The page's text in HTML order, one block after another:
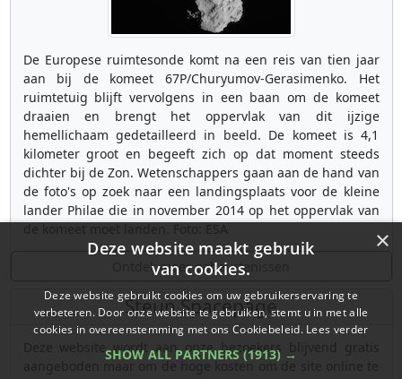
De Europese ruimtesonde komt na een reis van tien jaar
aan bij de komeet 67P/Churyumov-Gerasimenko. Het
ruimtetuig blijft vervolgens in een baan om de komeet
draaien en brengt het oppervlak van dit ijzige
hemellichaam gedetailleerd in beeld. De komeet is 4,1
kilometer groot en begeeft zich op dat moment steeds
dichter bij de Zon. Wetenschappers gaan aan de hand van
de foto's op zoek naar een landingsplaats voor de kleine
lander Philae die in november 2014 op het oppervlak van
Ontdek meer gebeurtenissen
Steun Spacepage
Deze website wordt aan onze bezoekers blijvend gratis
aangeboden maar om de hoge kosten om de site online te
×
Deze website maakt gebruik
van cookies.
Deze website gebruikt cookies om uw gebruikerservaring te
verbeteren. Door onze website te gebruiken, stemt u in met alle
cookies in overeenstemming met ons Cookiebeleid. Lees verder
SHOW ALL PARTNERS (1913) →